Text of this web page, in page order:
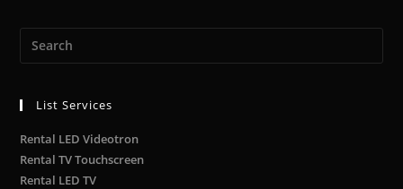
List Services
Rental LED Videotron
Rental TV Touchscreen
Rental LED TV